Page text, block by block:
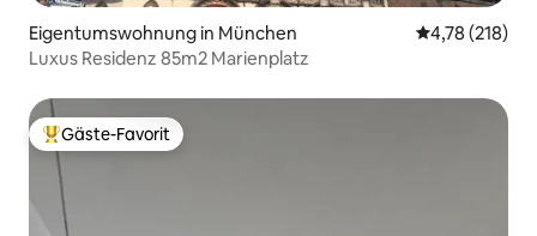
Eigentumswohnung in München
4,78 (218)
Luxus Residenz 85m2 Marienplatz
Beliebter Gäste-Favorit.
Gäste-Favorit